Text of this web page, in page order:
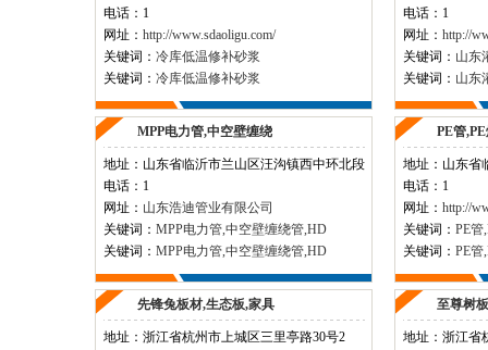
电话：1
网址： http://www.sdaoligu.com/
关键词： 冷库低温修补砂浆
关键词： 冷库低温修补砂浆
电话：1
网址： http://
关键词： 山东
关键词： 山东
MPP电力管,中空壁缠绕
地址： 山东省临沂市兰山区汪沟镇西中环北段
电话：1
网址： 山东浩迪管业有限公司
关键词： MPP电力管,中空壁缠绕管,HD
关键词： MPP电力管,中空壁缠绕管,HD
PE管
地址： 山东省
电话：1
网址： http://
关键词： PE管
关键词： PE管
先锋兔板材,生态板,家具
地址： 浙江省杭州市上城区三里亭路30号2
至尊树
地址： 浙江省